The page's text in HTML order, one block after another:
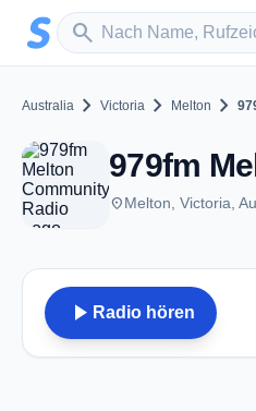
Zum Hauptinhalt springen
search
Sender suchen
Australia chevron_right Victoria chevron_right Melton chevron_right
placeMelton, Victoria,
play_arrow Radio hören